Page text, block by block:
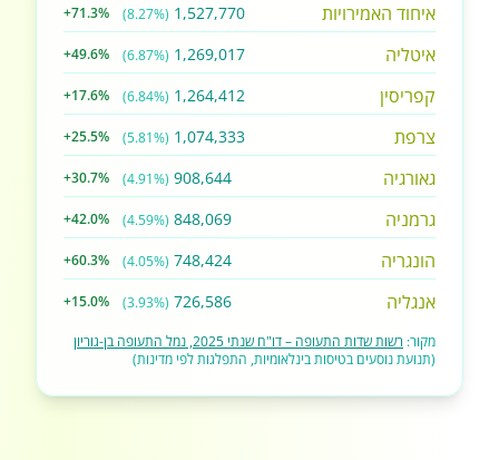
איחוד האמירויות 1,527,770
(8.27%)
+71.3%
איטליה 1,269,017
(6.87%)
+49.6%
קפריסין 1,264,412
(6.84%)
+17.6%
צרפת 1,074,333
(5.81%)
+25.5%
גאורגיה 908,644
(4.91%)
+30.7%
גרמניה 848,069
(4.59%)
+42.0%
הונגריה 748,424
(4.05%)
+60.3%
אנגליה 726,586
(3.93%)
+15.0%
מקור: רשות שדות התעופה – דו"ח שנתי 2025, נמל התעופה בן-גוריון
(תנועת נוסעים בטיסות בינלאומיות, התפלגות לפי מדינות)